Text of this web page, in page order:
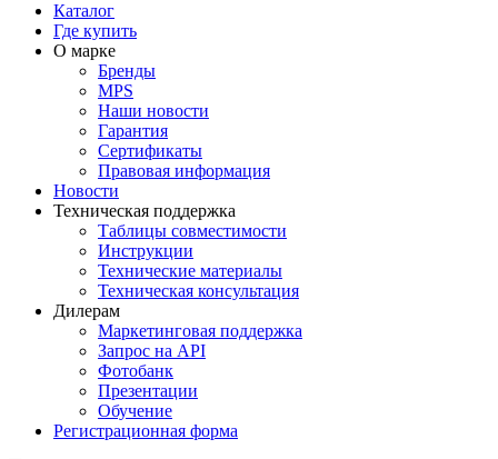
Каталог
Где купить
О марке
Бренды
MPS
Наши новости
Гарантия
Сертификаты
Правовая информация
Новости
Техническая поддержка
Таблицы совместимости
Инструкции
Технические материалы
Техническая консультация
Дилерам
Маркетинговая поддержка
Запрос на API
Фотобанк
Презентации
Обучение
Регистрационная форма